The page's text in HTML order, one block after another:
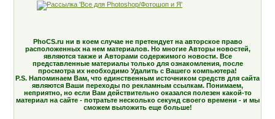
PhoCS.ru ни в коем случае не претендует на авторское право
расположенных на нем материалов. Но многие Авторы новостей,
являются также и Авторами содержимого новости. Все
представленные материалы только для ознакомления, после
просмотра их необходимо Удалить с Вашего компьютера!
P.S. Напоминаем Вам, что единственным источником средств для сайта
являются Ваши переходы по рекламным ссылкам. Понимаем,
неприятно, но если Вам действительно оказался полезен какой-то
материал на сайте - потратьте несколько секунд своего времени - и мы
сможем выложить еще больше!